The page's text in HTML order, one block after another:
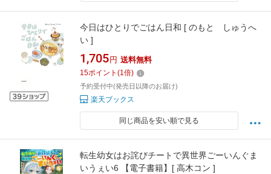
今日はひとりでごはん日和 [ のもと しゅうへ
い ]
1,705 円 送料無料
15ポイント (1倍)
予約受付中(発売日以降のお届け)
楽天ブックス
同じ商品を安い順で見る
転生幼女はお詫びチートで異世界ごーいんぐま
いうぇい6 【電子書籍】[ 高木コン ]